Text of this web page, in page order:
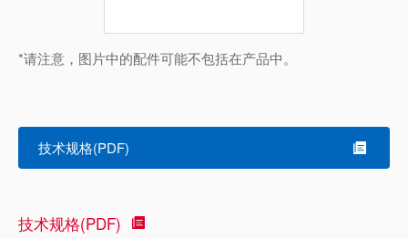
*请注意，图片中的配件可能不包括在产品中。
技术规格(PDF)
技术规格(PDF)